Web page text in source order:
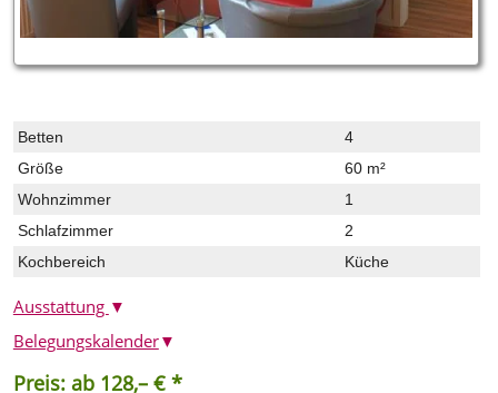
Betten
4
Größe
60 m²
Wohnzimmer
1
Schlafzimmer
2
Kochbereich
Küche
Ausstattung ▼
Preis: ab 128,– € *
Belegungskalender▼